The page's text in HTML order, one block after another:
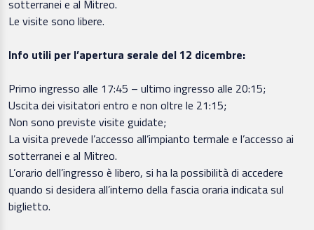
sotterranei e al Mitreo.
Le visite sono libere.
Info utili per l’apertura serale del 12 dicembre:
Primo ingresso alle 17:45 – ultimo ingresso alle 20:15;
Uscita dei visitatori entro e non oltre le 21:15;
Non sono previste visite guidate;
La visita prevede l’accesso all’impianto termale e l’accesso ai
sotterranei e al Mitreo.
L’orario dell’ingresso è libero, si ha la possibilità di accedere
quando si desidera all’interno della fascia oraria indicata sul
biglietto.